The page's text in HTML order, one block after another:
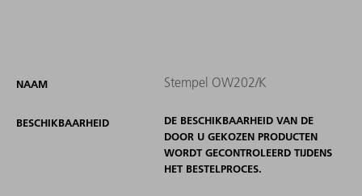
NAAM Stempel OW202/K
BESCHIKBAARHEID
DE BESCHIKBAARHEID VAN DE
DOOR U GEKOZEN PRODUCTEN
WORDT GECONTROLEERD TIJDENS
HET BESTELPROCES.